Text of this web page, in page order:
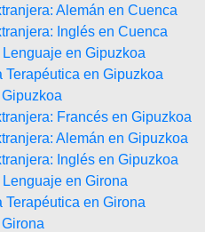
Alemán en Cuenca
Inglés en Cuenca
en Gipuzkoa
en Gipuzkoa
Francés en Gipuzkoa
Alemán en Gipuzkoa
Inglés en Gipuzkoa
en Girona
en Girona